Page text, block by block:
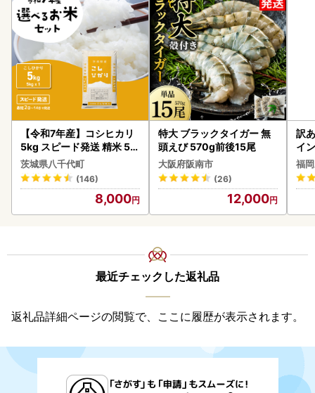
【令和7年産】コシヒカリ
5kg スピード発送 精米 5k
g x 1袋 白米 茨城県 八千代
町
茨城県八千代町
(146)
8,000
特大 ブラックタイガー 無
頭えび 570g前後15尾
大阪府阪南市
(26)
12,000
訳
イ
福
最近チェックした返礼品
返礼品詳細ページの閲覧で、ここに履歴が表示されます。